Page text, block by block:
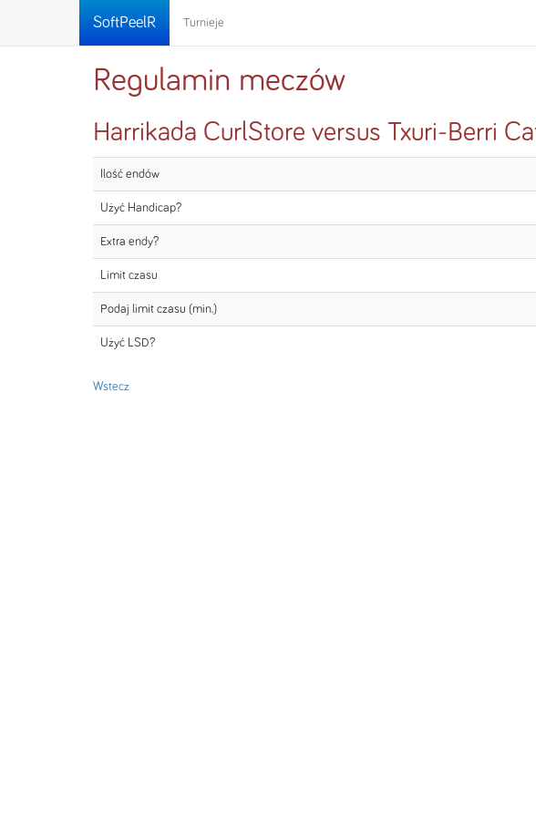
SoftPeelR Turnieje
Regulamin meczów
Harrikada CurlStore versus Txuri-Berri
Ilość endów
Użyć Handicap?
Extra endy?
Limit czasu
Podaj limit czasu (min.)
Użyć LSD?
Wstecz